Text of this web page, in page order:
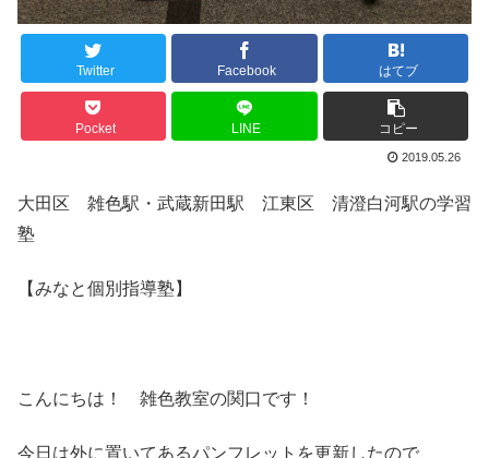
Twitter Facebook はてブ
Pocket LINE コピー
2019.05.26
大田区 雑色駅・武蔵新田駅 江東区 清澄白河駅の学習
塾
【みなと個別指導塾】
こんにちは！ 雑色教室の関口です！
今日は外に置いてあるパンフレットを更新したので、